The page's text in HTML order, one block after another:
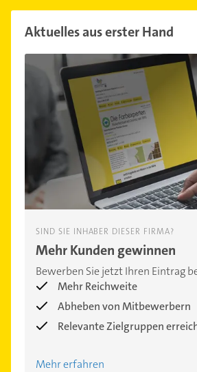
Aktuelles aus erster Hand
SIND SIE INHABER DIESER FIRMA?
Mehr Kunden gewinnen
Bewerben Sie jetzt Ihren Eintrag
Mehr Reichweite
Abheben von Mitbewerbern
Relevante Zielgruppen
Mehr erfahren